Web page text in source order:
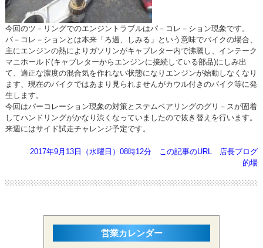
今回のツ－リングでのエンジントラブルはパ－コレ－ション現象です。
パ－コレ－ションとは本来「ろ過、しみる」という意味でバイクの場合、
主にエンジンの熱によりガソリンがキャブレター内で沸騰し、インテーク
マニホールド(キャブレターからエンジンに接続している部品)にしみ出
て、適正な濃度の混合気を作れない状態になりエンジンが始動しなくなり
ます、現在のバイクではあまり見られませんがカウル付きのバイク等に発
生します。
今回はパーコレーション現象の対策とステムベアリングのグリ－スが固着
してハンドリングがかなり渋くなっていましたので抜き替えを行います。
来週にはサイド試走チャレンジ予定です。
2017年9月13日（水曜日）08時12分 この記事のURL
店長ブログ
的場
営業カレンダー